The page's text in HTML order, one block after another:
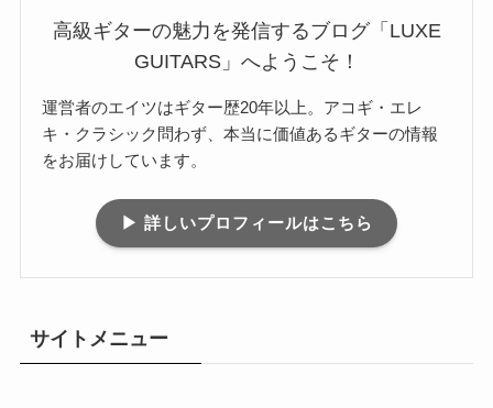
高級ギターの魅力を発信するブログ「LUXE
GUITARS」へようこそ！
運営者のエイツはギター歴20年以上。アコギ・エレ
キ・クラシック問わず、本当に価値あるギターの情報
をお届けしています。
▶ 詳しいプロフィールはこちら
サイトメニュー